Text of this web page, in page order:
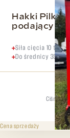
Hakki Pilke
podający
Siła cięcia 10 ton
Do średnicy 35 cm
Ciśnienie
Cena sprzedaży